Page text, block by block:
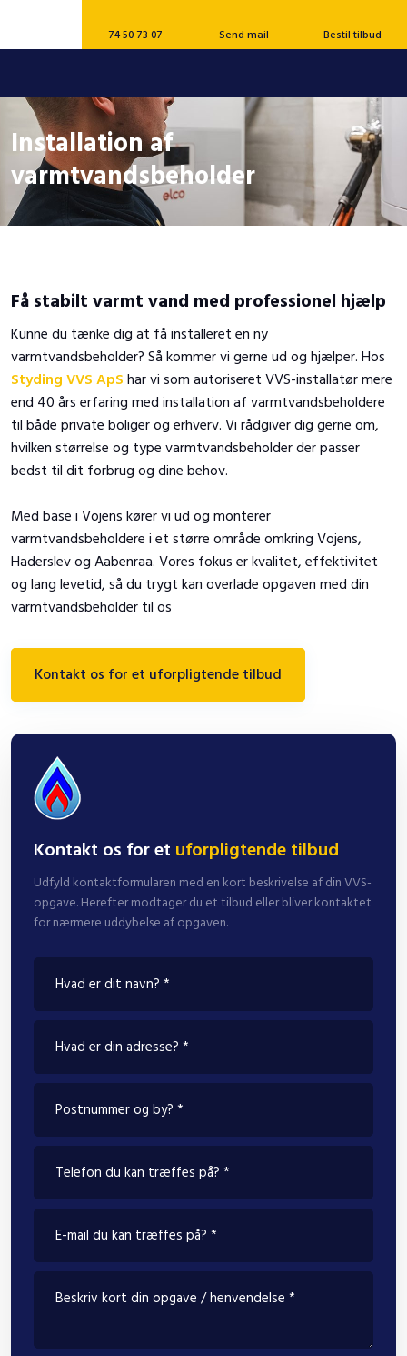
Installation af
varmtvandsbeholder
74 50 73 07 Send mail Bestil tilbud
Få stabilt varmt vand med professionel hjælp
Kunne du tænke dig at få installeret en ny
varmtvandsbeholder? Så kommer vi gerne ud og hjælper. Hos
Styding VVS ApShar vi som autoriseret VVS-installatør mere
end 40 års erfaring med installation af varmtvandsbeholdere
til både private boliger og erhverv. Vi rådgiver dig gerne om,
hvilken størrelse og type varmtvandsbeholder der passer
bedst til dit forbrug og dine behov.
Med base i Vojens kører vi ud og monterer
varmtvandsbeholdere i et større område omkring Vojens,
Haderslev og Aabenraa. Vores fokus er kvalitet, effektivitet
og lang levetid, så du trygt kan overlade opgaven med din
varmtvandsbeholder til os
Kontakt os for et uforpligtende tilbud
Kontakt os for et uforpligtende tilbud
Udfyld kontaktformularen med en kort beskrivelse af din VVS-
opgave. Herefter modtager du et tilbud eller bliver kontaktet
for nærmere uddybelse af opgaven.